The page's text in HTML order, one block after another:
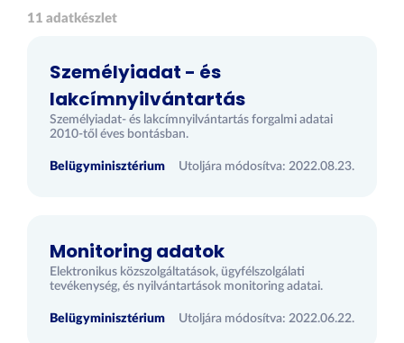
11 adatkészlet
Személyiadat - és
lakcímnyilvántartás
Személyiadat- és lakcímnyilvántartás forgalmi adatai
2010-től éves bontásban.
Belügyminisztérium Utoljára módosítva: 2022.08.23.
Monitoring adatok
Elektronikus közszolgáltatások, ügyfélszolgálati
tevékenység, és nyilvántartások monitoring adatai.
Belügyminisztérium Utoljára módosítva: 2022.06.22.